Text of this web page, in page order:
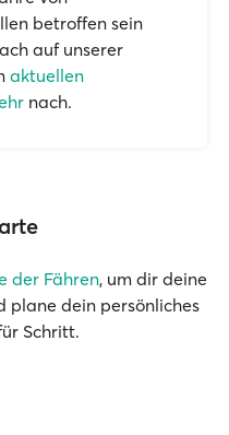
betroffen sein
auf unserer
aktuellen
nach.
der Fähren, um dir deine
plane dein persönliches
Schritt.